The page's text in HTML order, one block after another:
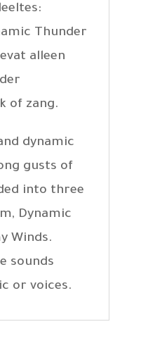
Thunder
alleen
of zang.
dynamic
gusts of
into three
Dynamic
Winds.
sounds
or voices.